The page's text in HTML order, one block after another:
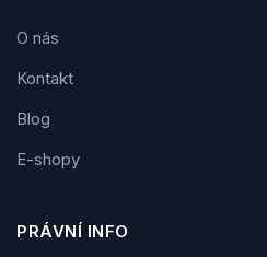
O nás
Kontakt
Blog
E-shopy
PRÁVNÍ INFO